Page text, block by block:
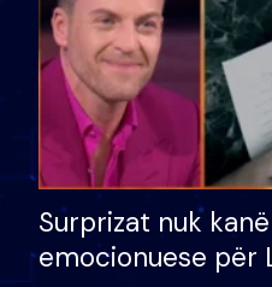
Surprizat nuk
emocionuese për